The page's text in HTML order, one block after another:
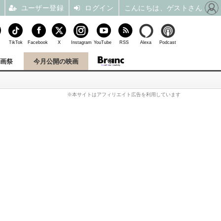
祭 今月公開の映画
※本サイトはアフィリエイト広告を利用しています
TikTok Facebook X Instagram YouTube RSS Alexa Podcast
ユーザー登録 ログイン こんにちは、ゲストさん